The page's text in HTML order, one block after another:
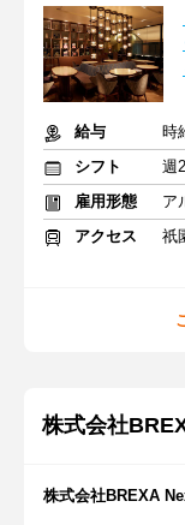
給与
時
シフト
雇用形態
ア
アクセス
祇
株式会社
株式会社BREXA